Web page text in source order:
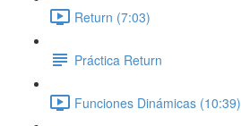
Return (7:03)
Práctica Return
Funciones Dinámicas (10:39)